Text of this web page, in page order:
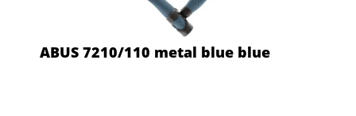
ABUS 7210/110 metal blue blue